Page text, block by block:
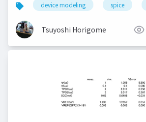
device modeling spice
Tsuyoshi Horigome